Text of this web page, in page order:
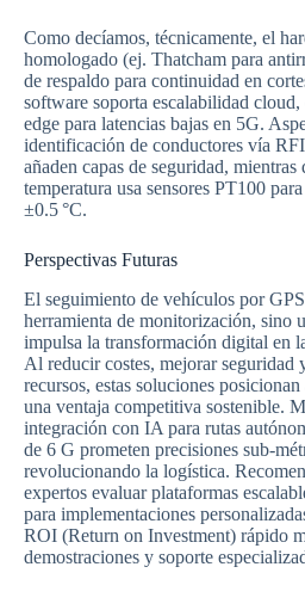
Como decíamos, técnicamente, el
homologado (ej. Thatcham para
de respaldo para continuidad en
software soporta escalabilidad
edge para latencias bajas en 5G.
identificación de conductores vía
añaden capas de seguridad,
temperatura usa sensores PT100
±0.5 °C.
Perspectivas Futuras
El seguimiento de vehículos por
herramienta de monitorización, sino
impulsa la transformación digital en
Al reducir costes, mejorar seguridad
recursos, estas soluciones posicionan
una ventaja competitiva sostenible.
integración con IA para rutas
de 6 G prometen precisiones sub-
revolucionando la logística.
expertos evaluar plataformas
para implementaciones
ROI (Return on Investment) rápido
demostraciones y soporte